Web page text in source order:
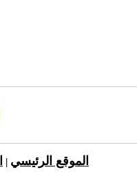
الموقع الرئيسي